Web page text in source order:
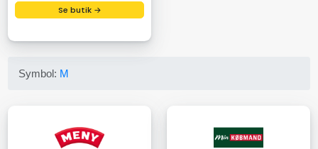
Se butik →
Symbol: M